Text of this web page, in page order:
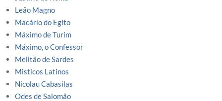
Leão Magno
Macário do Egito
Máximo de Turim
Máximo, o Confessor
Melitão de Sardes
Misticos Latinos
Nicolau Cabasilas
Odes de Salomão